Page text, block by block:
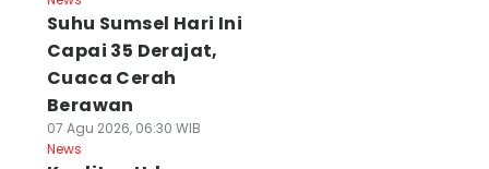
Suhu Sumsel Hari Ini
Capai 35 Derajat,
Cuaca Cerah
Berawan
07 Agu 2026, 06:30 WIB
News